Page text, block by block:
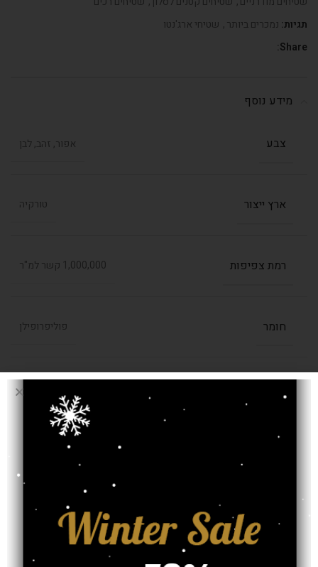
תגיות: נמכרים ביותר, שטיחי ארג'נטו
Share:
מידע נוסף
צבע אפור, זהב, לבן
ארץ ייצור טורקיה
רמת צפיפות 1,000,000 קשר למ"ר
חומר פוליפרופילן
בחרו מידה (מטר)
1.20/1.70
1.40/2.00
1.60/2.30
,
2.00/2.90
,
2.40/3.40
אחריות